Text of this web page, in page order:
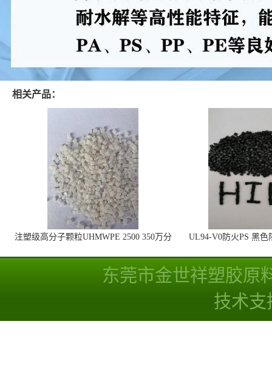
相关产品：
注塑级高分子颗粒UHMWPE 2500 350万分
UL94-V0防火PS 黑
东莞市金世祥塑胶原
技术